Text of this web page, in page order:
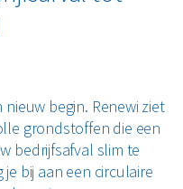
begin. Renewi ziet
grondstoffen die een
bedrijfsafval slim te
bij aan een circulaire